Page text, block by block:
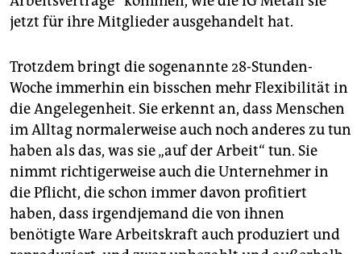
jetzt für ihre Mitglieder ausgehandelt hat.
Trotzdem bringt die sogenannte 28-Stunden-
Woche immerhin ein bisschen mehr Flexibilität in
die Angelegenheit. Sie erkennt an, dass Menschen
im Alltag normalerweise auch noch anderes zu tun
haben als das, was sie „auf der Arbeit“ tun. Sie
nimmt richtigerweise auch die Unternehmer in
die Pflicht, die schon immer davon profitiert
haben, dass irgendjemand die von ihnen
benötigte Ware Arbeitskraft auch produziert und